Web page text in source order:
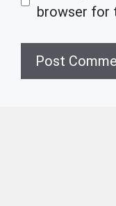
browser for